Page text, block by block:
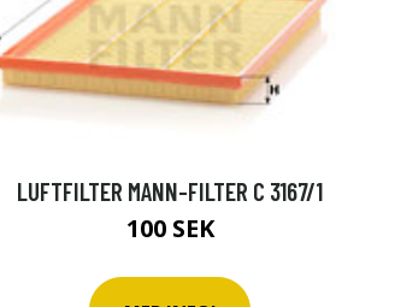
LUFTFILTER MANN-FILTER C 3167/1
100 SEK